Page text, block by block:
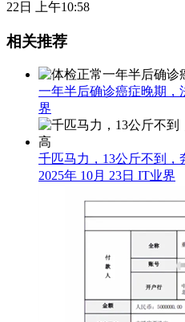
22日 上午10:58
相关推荐
一年半后确诊癌症晚期，
界
千匹马力，13公斤不到
2025年 10月 23日 IT业界